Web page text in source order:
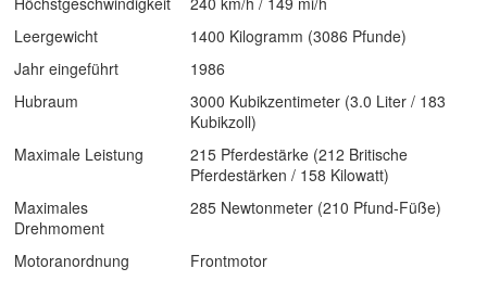
Leergewicht
1400 Kilogramm (3086 Pfunde)
Jahr eingeführt
1986
Hubraum
3000 Kubikzentimeter (3.0 Liter / 183
Kubikzoll)
Maximale Leistung
215 Pferdestärke (212 Britische
Pferdestärken / 158 Kilowatt)
Maximales
Drehmoment
285 Newtonmeter (210 Pfund-Füße)
Motoranordnung
Frontmotor